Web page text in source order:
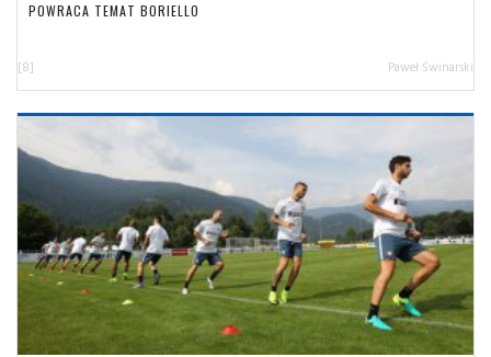
POWRACA TEMAT BORIELLO
[8] Paweł Świnarski